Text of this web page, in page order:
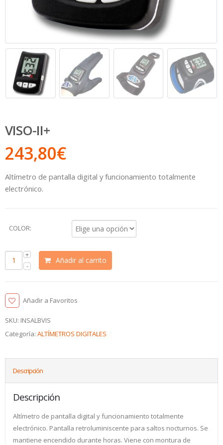
VISO-II+
243,80€
Altímetro de pantalla digital y funcionamiento totalmente
electrónico.
COLOR:
Añadir al carrito
Añadir a Favoritos
SKU: INSALBVIS
Categoría: ALTÍMETROS DIGITALES
Descripción
Descripción
Altímetro de pantalla digital y funcionamiento totalmente
electrónico. Pantalla retroluminiscente para saltos nocturnos. Se
mantiene encendido durante horas. Viene con montura de